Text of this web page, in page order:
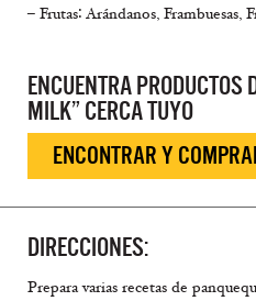
– Frutas∶ Arándanos, Frambuesas,
ENCUENTRA PRODUCTOS
MILK” CERCA TUYO
ENCONTRAR Y
DIRECCIONES:
Prepara varias recetas de